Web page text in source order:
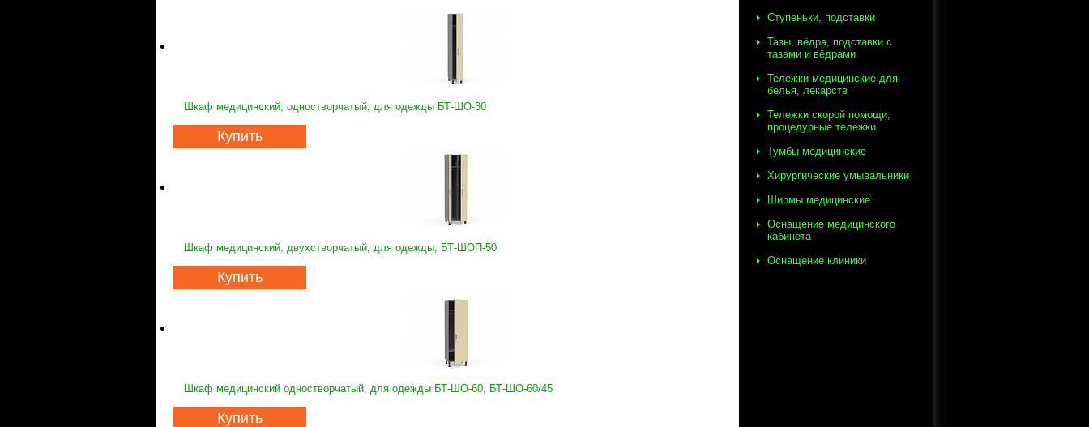
Шкаф медицинский, одностворчатый, для одежды БТ-ШО-30
Купить
Шкаф медицинский, двухстворчатый, для одежды, БТ-ШОП-50
Купить
Шкаф медицинский одностворчатый, для одежды БТ-ШО-60, БТ-ШО-60/45
Купить
Ступеньки, подставки
Тазы, вёдра, подставки с
тазами и вёдрами
Тележки медицинские для
белья, лекарств
Тележки скорой помощи,
процедурные тележки
Тумбы медицинские
Хирургические умывальники
Ширмы медицинские
Оснащение медицинского
кабинета
Оснащение клиники